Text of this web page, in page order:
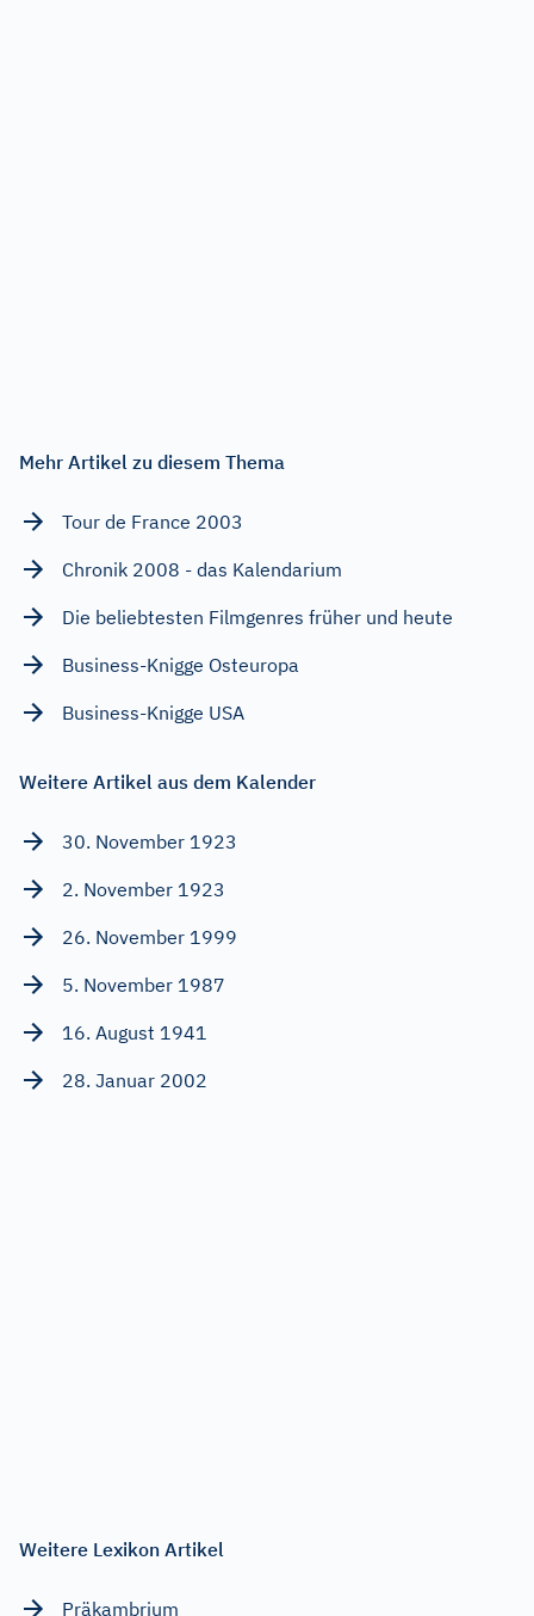
Mehr Artikel zu diesem Thema
Tour de France 2003
Chronik 2008 - das Kalendarium
Die beliebtesten Filmgenres früher und heute
Business-Knigge Osteuropa
Business-Knigge USA
Weitere Artikel aus dem Kalender
30. November 1923
2. November 1923
26. November 1999
5. November 1987
16. August 1941
28. Januar 2002
Weitere Lexikon Artikel
Präkambrium